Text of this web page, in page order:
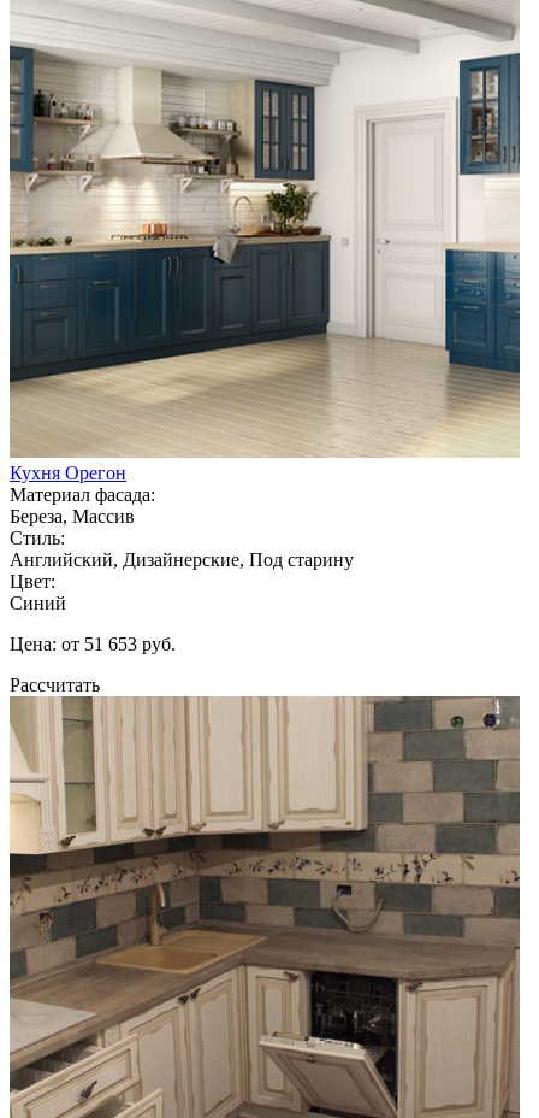
Кухня Орегон
Материал фасада:
Береза, Массив
Стиль:
Английский, Дизайнерские, Под старину
Цвет:
Синий
Цена: от 51 653 руб.
Рассчитать